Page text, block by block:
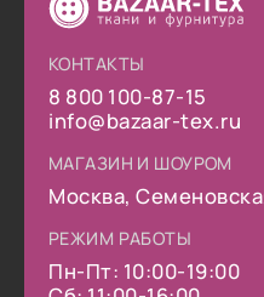
КОНТАКТЫ
8 800 100-87-15
info@bazaar-tex.ru
МАГАЗИН И ШОУРОМ
Москва,
РЕЖИМ РАБОТЫ
Пн-Пт: 10:00-19:00